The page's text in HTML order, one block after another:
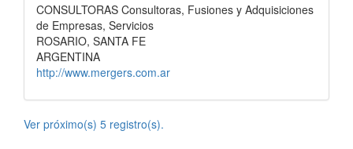
CONSULTORAS Consultoras, Fusiones y Adquisiciones
de Empresas, Servicios
ROSARIO, SANTA FE
ARGENTINA
http://www.mergers.com.ar
Ver próximo(s) 5 registro(s).